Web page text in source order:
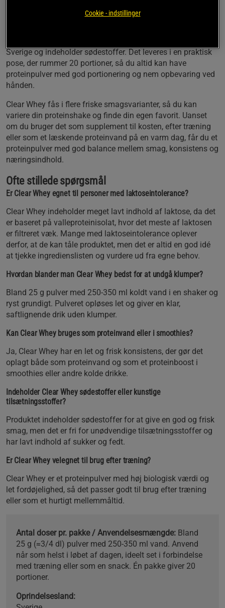
Clear Whey velegnet til dig, der ønsker at støtte
Sverige og indeholder sødestoffer. Det leveres i en praktisk
pose, der rummer 20 portioner, så du altid kan have
proteinpulver med god portionering og nem opbevaring ved
hånden.
Clear Whey fås i flere friske smagsvarianter, så du kan
variere din proteinshake og finde din egen favorit. Uanset
om du bruger det som supplement til kosten, efter træning
eller som et læskende proteinvand på en varm dag, får du et
proteinpulver med god balance mellem smag, konsistens og
næringsindhold.
Ofte stillede spørgsmål
Er Clear Whey egnet til personer med laktoseintolerance?
Clear Whey indeholder meget lavt indhold af laktose, da det
er baseret på valleproteinisolat, hvor det meste af laktosen
er filtreret væk. Mange med laktoseintolerance oplever
derfor, at de kan tåle produktet, men det er altid en god idé
at tjekke ingredienslisten og vurdere ud fra egne behov.
Hvordan blander man Clear Whey bedst for at undgå klumper?
Bland 25 g pulver med 250-350 ml koldt vand i en shaker og
ryst grundigt. Pulveret opløses let og giver en klar,
saftlignende drik uden klumper.
Kan Clear Whey bruges som proteinvand eller i smoothies?
Ja, Clear Whey har en let og frisk konsistens, der gør det
oplagt både som proteinvand og som et proteinboost i
smoothies eller andre kolde drikke.
Indeholder Clear Whey sødestoffer eller kunstige
tilsætningsstoffer?
Produktet indeholder sødestoffer for at give en god og frisk
smag, men det er fri for unødvendige tilsætningsstoffer og
har lavt indhold af sukker og fedt.
Er Clear Whey velegnet til brug efter træning?
Clear Whey er et proteinpulver med høj biologisk værdi og
let fordøjelighed, så det passer godt til brug efter træning
eller som et hurtigt mellemmåltid.
Antal doser pr. pakke / Anvendelsesmængde: Bland
25 g (≈3/4 dl) pulver med 250-350 ml vand. Anvend
når som helst i løbet af dagen, ideelt set i forbindelse
med træning eller som en snack. Én pakke giver 20
portioner.
Oprindelsesland:
Cookie - indstillinger